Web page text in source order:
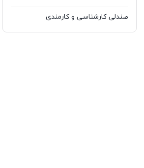
صندلی کارشناسی و کارمندی